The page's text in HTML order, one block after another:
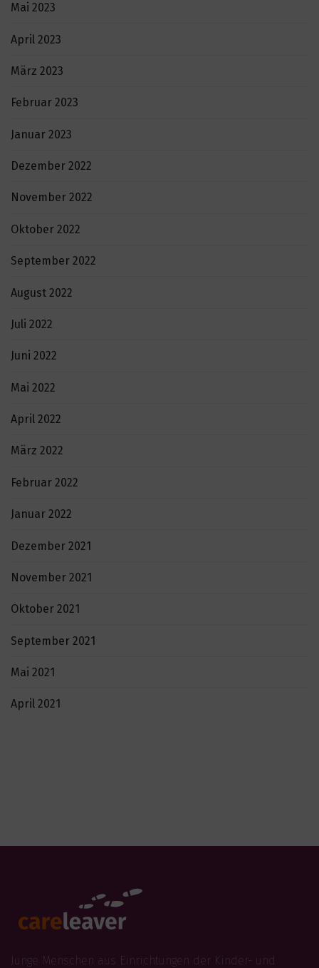
Mai 2023
April 2023
März 2023
Februar 2023
Januar 2023
Dezember 2022
November 2022
Oktober 2022
September 2022
August 2022
Juli 2022
Juni 2022
Mai 2022
April 2022
März 2022
Februar 2022
Januar 2022
Dezember 2021
November 2021
Oktober 2021
September 2021
Mai 2021
April 2021
Junge Menschen aus Einrichtungen der Kinder- und